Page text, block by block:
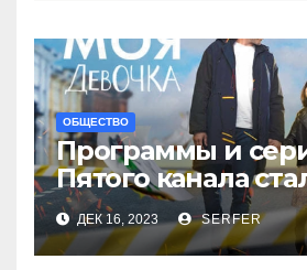
ОБЩЕСТВО
Программы и
Пятого канала
рекордсменами в
уходящем году
ДЕК 16, 2023 SERFER